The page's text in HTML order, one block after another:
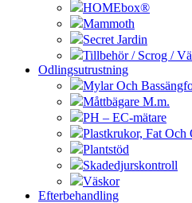
HOMEbox®
Mammoth
Secret Jardin
Tillbehör / Scrog /
Odlingsutrustning
Mylar Och
Måttbägare M.m.
PH – EC-mätare
Plastkrukor, Fat
Plantstöd
Skadedjurskontroll
Väskor
Efterbehandling